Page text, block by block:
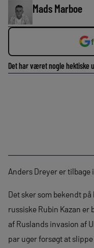
Mads Marboe
Det har været nogle hektiske
Anders Dreyer er tilbage
Det sker som bekendt
russiske Rubin Kazan er
af Ruslands invasion af
par uger forsøgt at